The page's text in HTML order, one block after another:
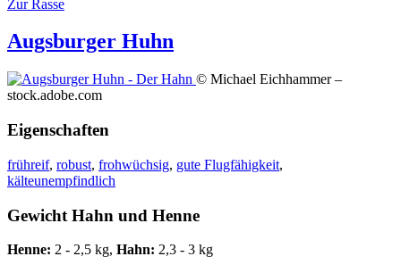
Zur Rasse
Augsburger Huhn
© Michael Eichhammer –
stock.adobe.com
Eigenschaften
frühreif, robust, frohwüchsig, gute Flugfähigkeit,
kälteunempfindlich
Gewicht Hahn und Henne
Henne: 2 - 2,5 kg, Hahn: 2,3 - 3 kg